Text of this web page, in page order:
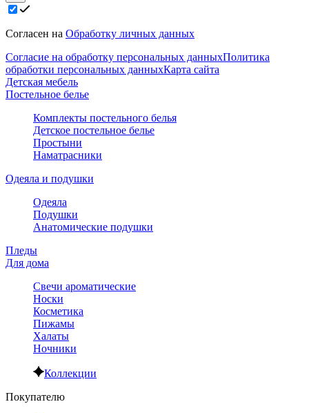
Согласен на Обработку личных данных
Согласие на обработку персональных данныхПолитика
обработки персональных данныхКарта сайта
Детская мебель
Постельное белье
Комплекты постельного белья
Детское постельное белье
Простыни
Наматрасники
Одеяла и подушки
Одеяла
Подушки
Анатомические подушки
Пледы
Для дома
Свечи ароматические
Носки
Косметика
Пижамы
Халаты
Ночники
Коллекции
Покупателю